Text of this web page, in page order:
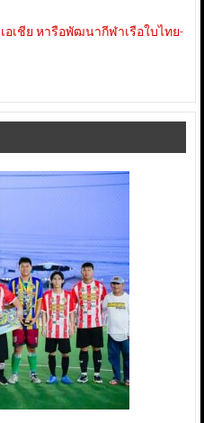
อเชีย หารือพัฒนากีฬาเรือใบไทย-